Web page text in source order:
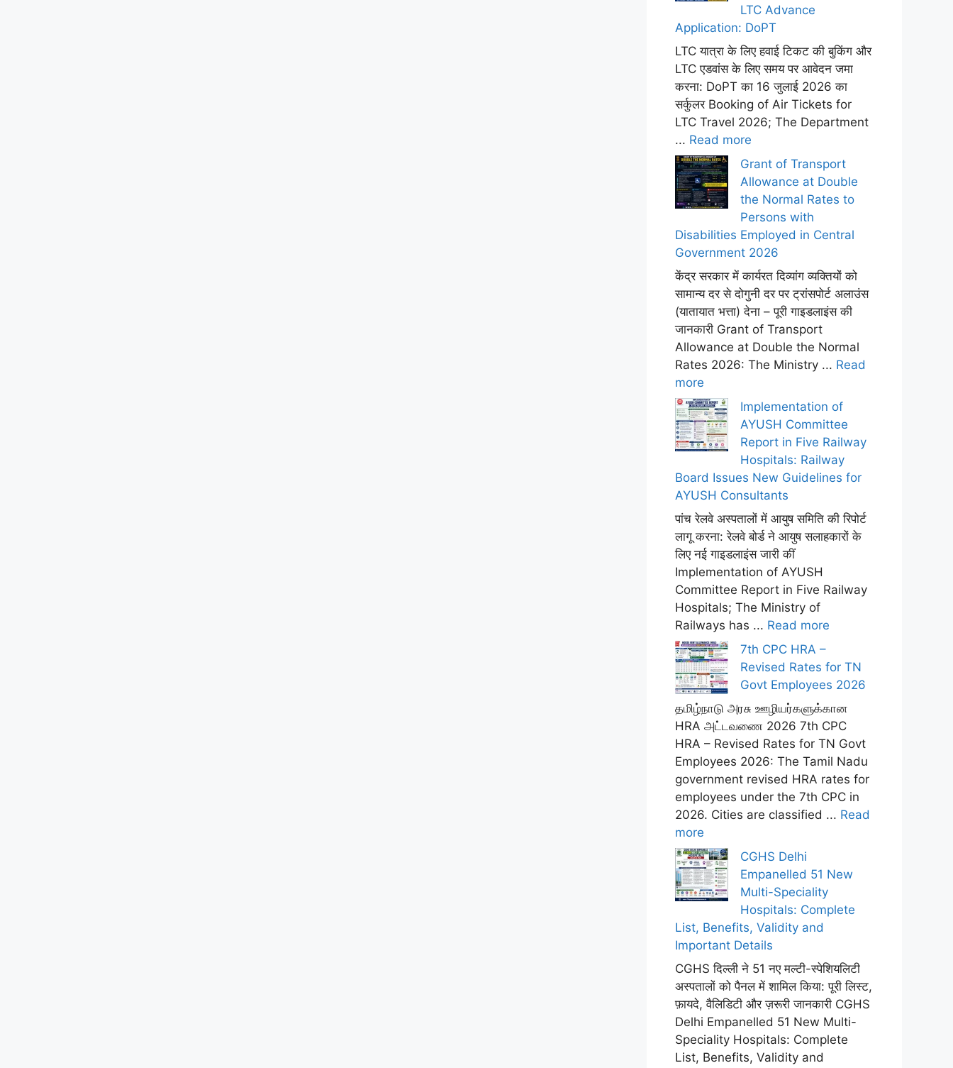
LTC Advance
Application: DoPT
LTC यात्रा के लिए हवाई टिकट की बुकिंग और
LTC एडवांस के लिए समय पर आवेदन जमा
करना: DoPT का 16 जुलाई 2026 का
सर्कुलर Booking of Air Tickets for
LTC Travel 2026; The Department
... Read more
Grant of Transport
Allowance at Double
the Normal Rates to
Persons with
Disabilities Employed in Central
Government 2026
केंद्र सरकार में कार्यरत दिव्यांग व्यक्तियों को
सामान्य दर से दोगुनी दर पर ट्रांसपोर्ट अलाउंस
(यातायात भत्ता) देना – पूरी गाइडलाइंस की
जानकारी Grant of Transport
Allowance at Double the Normal
Rates 2026: The Ministry ... Read
more
Implementation of
AYUSH Committee
Report in Five Railway
Hospitals: Railway
Board Issues New Guidelines for
AYUSH Consultants
पांच रेलवे अस्पतालों में आयुष समिति की रिपोर्ट
लागू करना: रेलवे बोर्ड ने आयुष सलाहकारों के
लिए नई गाइडलाइंस जारी कीं
Implementation of AYUSH
Committee Report in Five Railway
Hospitals; The Ministry of
Railways has ... Read more
7th CPC HRA –
Revised Rates for TN
Govt Employees 2026
தமிழ்நாடு அரசு ஊழியர்களுக்கான
HRA அட்டவணை 2026 7th CPC
HRA – Revised Rates for TN Govt
Employees 2026: The Tamil Nadu
government revised HRA rates for
employees under the 7th CPC in
2026. Cities are classified ... Read
more
CGHS Delhi
Empanelled 51 New
Multi-Speciality
Hospitals: Complete
List, Benefits, Validity and
Important Details
CGHS दिल्ली ने 51 नए मल्टी-स्पेशियलिटी
अस्पतालों को पैनल में शामिल किया: पूरी लिस्ट,
फ़ायदे, वैलिडिटी और ज़रूरी जानकारी CGHS
Delhi Empanelled 51 New Multi-
Speciality Hospitals: Complete
List, Benefits, Validity and